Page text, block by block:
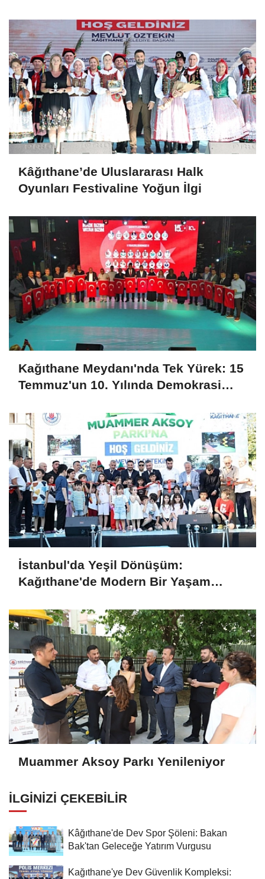
Kâğıthane’de Uluslararası Halk
Oyunları Festivaline Yoğun İlgi
Kağıthane Meydanı'nda Tek Yürek: 15
Temmuz'un 10. Yılında Demokrasi
İstanbul'da Yeşil Dönüşüm:
Kağıthane'de Modern Bir Yaşam
Muammer Aksoy Parkı Yenileniyor
İLGINIZI ÇEKEBILIR
Kâğıthane'de Dev Spor Şöleni: Bakan
Bak'tan Geleceğe Yatırım Vurgusu
Kağıthane'ye Dev Güvenlik Kompleksi: